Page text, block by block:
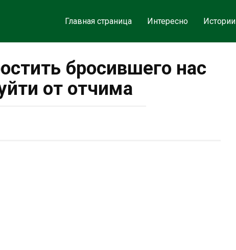
Главная страница Интересно Истории
бросившего нас
от отчима